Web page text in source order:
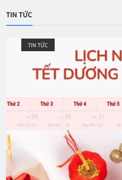
TIN TỨC
TIN TỨC